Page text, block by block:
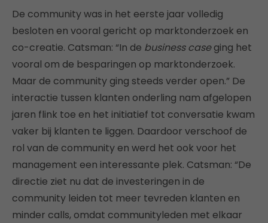
De community was in het eerste jaar volledig
besloten en vooral gericht op marktonderzoek en
co-creatie. Catsman: “In de business caseging het
vooral om de besparingen op marktonderzoek.
Maar de community ging steeds verder open.” De
interactie tussen klanten onderling nam afgelopen
jaren flink toe en het initiatief tot conversatie kwam
vaker bij klanten te liggen. Daardoor verschoof de
rol van de community en werd het ook voor het
management een interessante plek. Catsman: “De
directie ziet nu dat de investeringen in de
community leiden tot meer tevreden klanten en
minder calls, omdat communityleden met elkaar